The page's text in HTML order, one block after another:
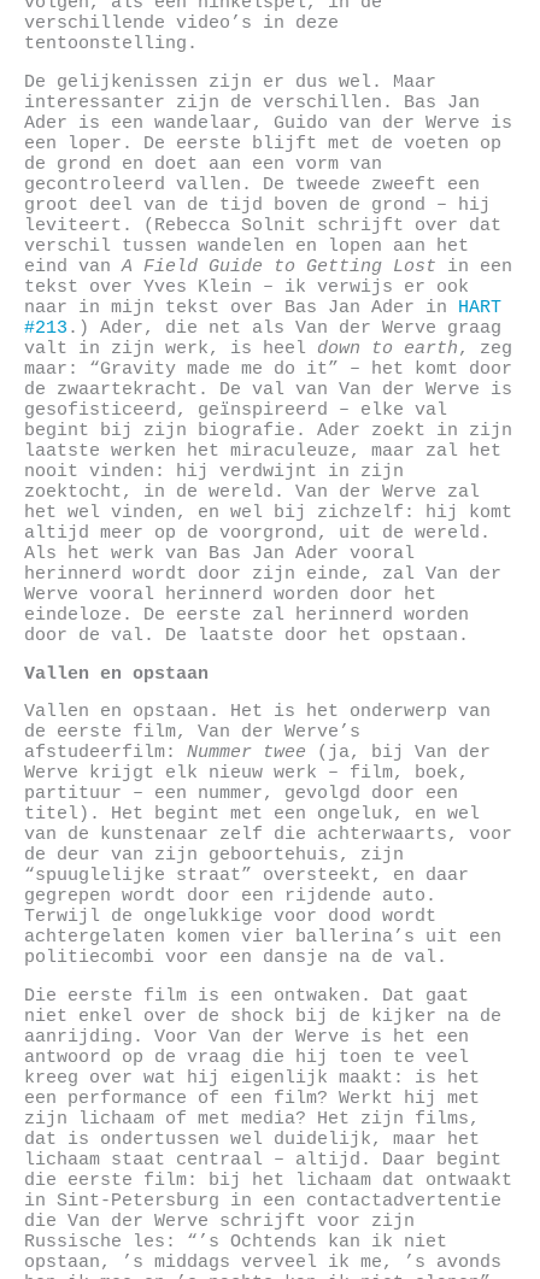
verschillende video’s in deze
tentoonstelling.
De gelijkenissen zijn er dus wel. Maar
interessanter zijn de verschillen. Bas Jan
Ader is een wandelaar, Guido van der Werve is
een loper. De eerste blijft met de voeten op
de grond en doet aan een vorm van
gecontroleerd vallen. De tweede zweeft een
groot deel van de tijd boven de grond – hij
leviteert. (Rebecca Solnit schrijft over dat
verschil tussen wandelen en lopen aan het
eind vanA Field Guide to Getting Lost in een
tekst over Yves Klein – ik verwijs er ook
naar in mijn tekst over Bas Jan Ader in
HART
#213 .) Ader, die net als Van der Werve graag
valt in zijn werk, is heel down to earth, zeg
maar: “Gravity made me do it” – het komt door
de zwaartekracht. De val van Van der Werve is
gesofisticeerd, geïnspireerd – elke val
begint bij zijn biografie. Ader zoekt in zijn
laatste werken het miraculeuze, maar zal het
nooit vinden: hij verdwijnt in zijn
zoektocht, in de wereld. Van der Werve zal
het wel vinden, en wel bij zichzelf: hij komt
altijd meer op de voorgrond, uit de wereld.
Als het werk van Bas Jan Ader vooral
herinnerd wordt door zijn einde, zal Van der
Werve vooral herinnerd worden door het
eindeloze. De eerste zal herinnerd worden
door de val. De laatste door het opstaan.
Vallen en opstaan
Vallen en opstaan. Het is het onderwerp van
de eerste film, Van der Werve’s
afstudeerfilm: Nummer twee (ja, bij Van der
Werve krijgt elk nieuw werk – film, boek,
partituur – een nummer, gevolgd door een
titel). Het begint met een ongeluk, en wel
van de kunstenaar zelf die achterwaarts, voor
de deur van zijn geboortehuis, zijn
“spuuglelijke straat” oversteekt, en daar
gegrepen wordt door een rijdende auto.
Terwijl de ongelukkige voor dood wordt
achtergelaten komen vier ballerina’s uit een
politiecombi voor een dansje na de val.
Die eerste film is een ontwaken. Dat gaat
niet enkel over de shock bij de kijker na de
aanrijding. Voor Van der Werve is het een
antwoord op de vraag die hij toen te veel
kreeg over wat hij eigenlijk maakt: is het
een performance of een film? Werkt hij met
zijn lichaam of met media? Het zijn films,
dat is ondertussen wel duidelijk, maar het
lichaam staat centraal – altijd. Daar begint
die eerste film: bij het lichaam dat ontwaakt
in Sint-Petersburg in een contactadvertentie
die Van der Werve schrijft voor zijn
Russische les: “’s Ochtends kan ik niet
opstaan, ’s middags verveel ik me, ’s avonds